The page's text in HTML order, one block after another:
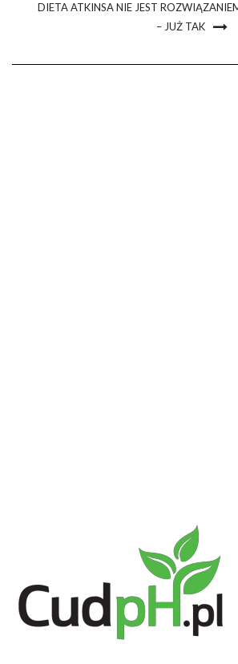
DIETA ATKINSA NIE JEST
– JUŻ TAK